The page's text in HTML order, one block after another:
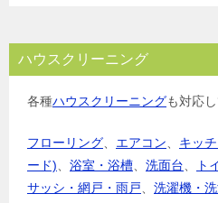
ハウスクリーニング
各種ハウスクリーニングも対応
フローリング エアコン キッ
ード)
浴室・浴槽 洗面台 ト
サッシ・網戸・雨戸
洗濯機・